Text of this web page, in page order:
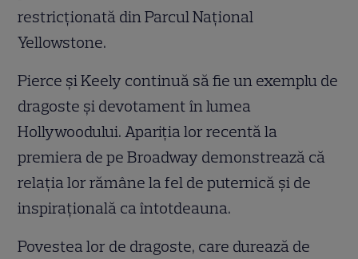
restricționată din Parcul Național
Yellowstone.
Pierce și Keely continuă să fie un exemplu de
dragoste și devotament în lumea
Hollywoodului. Apariția lor recentă la
premiera de pe Broadway demonstrează că
relația lor rămâne la fel de puternică și de
inspirațională ca întotdeauna.
Povestea lor de dragoste, care durează de